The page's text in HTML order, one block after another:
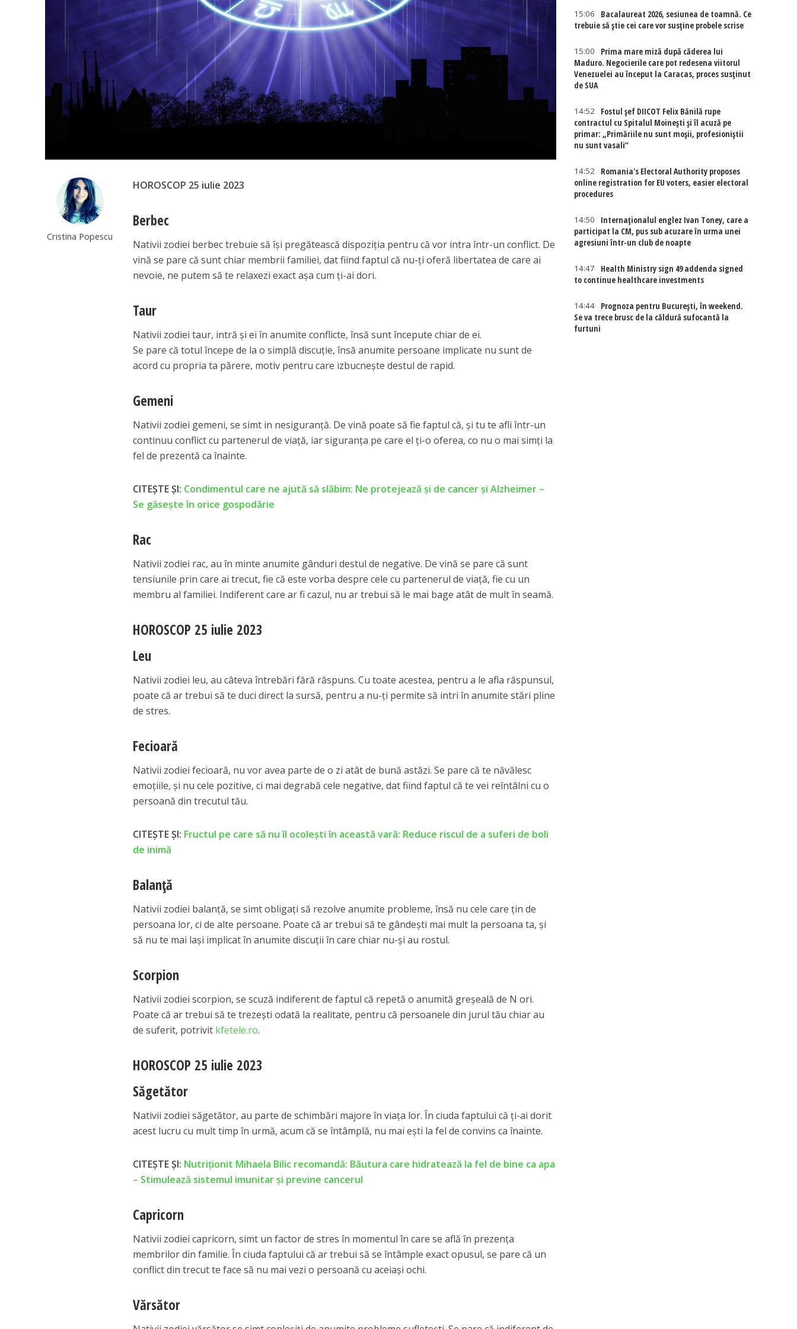
Cristina Popescu
HOROSCOP 25 iulie 2023
Berbec
Nativii zodiei berbec trebuie să își pregătească dispoziția pentru că vor intra într-un conflict. De
vină se pare că sunt chiar membrii familiei, dat fiind faptul că nu-ți oferă libertatea de care ai
nevoie, ne putem să te relaxezi exact așa cum ți-ai dori.
Taur
Nativii zodiei taur, intră și ei în anumite conflicte, însă sunt începute chiar de ei.
Se pare că totul începe de la o simplă discuție, însă anumite persoane implicate nu sunt de
acord cu propria ta părere, motiv pentru care izbucnește destul de rapid.
Gemeni
Nativii zodiei gemeni, se simt in nesiguranță. De vină poate să fie faptul că, și tu te afli într-un
continuu conflict cu partenerul de viață, iar siguranța pe care el ți-o oferea, co nu o mai simți la
fel de prezentă ca înainte.
CITEȘTE ȘI: Condimentul care ne ajută să slăbim: Ne protejează și de cancer și Alzheimer –
Se găsește în orice gospodărie
Rac
Nativii zodiei rac, au în minte anumite gânduri destul de negative. De vină se pare că sunt
tensiunile prin care ai trecut, fie că este vorba despre cele cu partenerul de viață, fie cu un
membru al familiei. Indiferent care ar fi cazul, nu ar trebui să le mai bage atât de mult în seamă.
HOROSCOP 25 iulie 2023
Leu
Nativii zodiei leu, au câteva întrebări fără răspuns. Cu toate acestea, pentru a le afla răspunsul,
poate că ar trebui să te duci direct la sursă, pentru a nu-ți permite să intri în anumite stări pline
de stres.
Fecioară
Nativii zodiei fecioară, nu vor avea parte de o zi atât de bună astăzi. Se pare că te năvălesc
emoțiile, și nu cele pozitive, ci mai degrabă cele negative, dat fiind faptul că te vei reîntâlni cu o
persoană din trecutul tău.
CITEȘTE ȘI: Fructul pe care să nu îl ocolești în această vară: Reduce riscul de a suferi de boli
de inimă
Balanță
Nativii zodiei balanță, se simt obligați să rezolve anumite probleme, însă nu cele care țin de
persoana lor, ci de alte persoane. Poate că ar trebui să te gândești mai mult la persoana ta, și
să nu te mai lași implicat în anumite discuții în care chiar nu-și au rostul.
Scorpion
Nativii zodiei scorpion, se scuză indiferent de faptul că repetă o anumită greșeală de N ori.
Poate că ar trebui să te trezești odată la realitate, pentru că persoanele din jurul tău chiar au
de suferit, potrivit kfetele.ro.
HOROSCOP 25 iulie 2023
Săgetător
Nativii zodiei săgetător, au parte de schimbări majore în viața lor. În ciuda faptului că ți-ai dorit
acest lucru cu mult timp în urmă, acum că se întâmplă, nu mai ești la fel de convins ca înainte.
CITEȘTE ȘI: Nutriționit Mihaela Bilic recomandă: Băutura care hidratează la fel de bine ca apa
– Stimulează sistemul imunitar și previne cancerul
Capricorn
Nativii zodiei capricorn, simt un factor de stres în momentul în care se află în prezența
membrilor din familie. În ciuda faptului că ar trebui să se întâmple exact opusul, se pare că un
conflict din trecut te face să nu mai vezi o persoană cu aceiași ochi.
Vărsător
15:06
Bacalaureat 2026, sesiunea de toamnă. Ce
trebuie să știe cei care vor susține probele scrise
15:00
Prima mare miză după căderea lui
Maduro. Negocierile care pot redesena viitorul
Venezuelei au început la Caracas, proces susținut
de SUA
14:52
Fostul șef DIICOT Felix Bănilă rupe
contractul cu Spitalul Moinești și îl acuză pe
primar: „Primăriile nu sunt moșii, profesioniștii
nu sunt vasali”
14:52
Romania's Electoral Authority proposes
online registration for EU voters, easier electoral
procedures
14:50
Internaţionalul englez Ivan Toney, care a
participat la CM, pus sub acuzare în urma unei
agresiuni într-un club de noapte
14:47
Health Ministry sign 49 addenda signed
to continue healthcare investments
14:44
Prognoza pentru București, în weekend.
Se va trece brusc de la căldură sufocantă la
furtuni